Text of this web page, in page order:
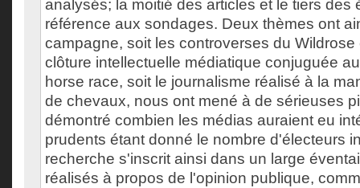
analysés; la moitié des articles et le tiers des
référence aux sondages. Deux thèmes ont
campagne, soit les controverses du
clôture intellectuelle médiatique conjuguée
horse race, soit le journalisme réalisé à la
de chevaux, nous ont mené à de sérieuses
démontré combien les médias auraient eu
prudents étant donné le nombre d'électeurs
recherche s'inscrit ainsi dans un large
réalisés à propos de l'opinion publique,